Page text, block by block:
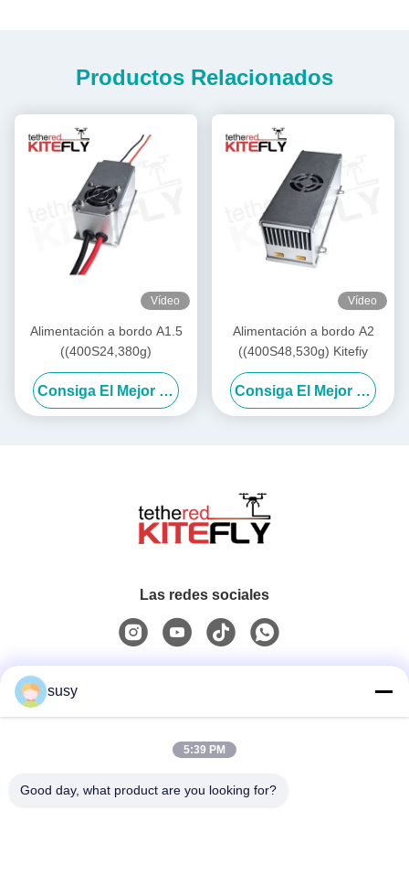
Productos Relacionados
Vídeo
Alimentación a bordo A1.5
((400S24,380g)
Consiga El Mejor Precio
Vídeo
Alimentación a bordo A2
((400S48,530g) Kitefiy
Consiga El Mejor Precio
Las redes sociales
0086-19952400441
susy
5:39 PM
Good day, what product are you looking for?